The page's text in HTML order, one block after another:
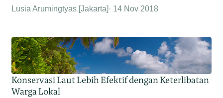
Lusia Arumingtyas [Jakarta] 14 Nov 2018
Konservasi Laut Lebih Efektif dengan Keterlibatan
Warga Lokal